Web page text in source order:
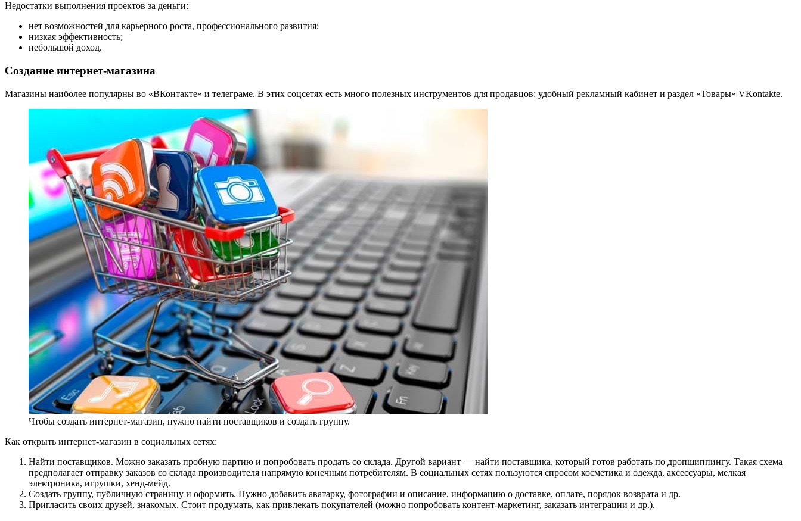
Недостатки выполнения проектов за деньги:
нет возможностей для карьерного роста, профессионального развития;
низкая эффективность;
небольшой доход.
Создание интернет-магазина
Магазины наиболее популярны во «ВКонтакте» и телеграме. В этих соцсетях есть много полезных инструментов для продавцов: удобный рекламный кабинет и раздел «Товары» VKontakte.
Чтобы создать интернет-магазин, нужно найти поставщиков и создать группу.
Как открыть интернет-магазин в социальных сетях:
Найти поставщиков. Можно заказать пробную партию и попробовать продать со склада. Другой вариант — найти поставщика, который готов работать по дропшиппингу. Такая схема
предполагает отправку заказов со склада производителя напрямую конечным потребителям. В социальных сетях пользуются спросом косметика и одежда, аксессуары, мелкая
электроника, игрушки, хенд-мейд.
Создать группу, публичную страницу и оформить. Нужно добавить аватарку, фотографии и описание, информацию о доставке, оплате, порядок возврата и др.
Пригласить своих друзей, знакомых. Стоит продумать, как привлекать покупателей (можно попробовать контент-маркетинг, заказать интеграции и др.).